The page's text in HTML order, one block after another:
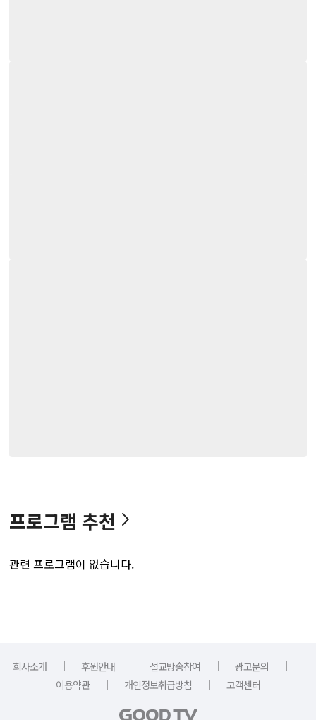
프로그램 추천
관련 프로그램이 없습니다.
회사소개 ｜ 후원안내 ｜ 설교방송참여 ｜ 광고문의
｜
이용약관
｜ 개인정보취급방침 ｜ 고객센터